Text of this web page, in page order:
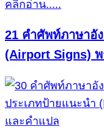
คลิกอ่าน.....
21 คำศัพท์ภาษาอั
(Airport Signs)